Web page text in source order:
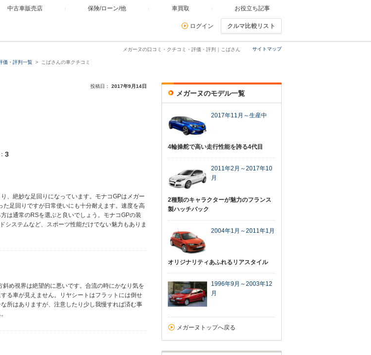
中古車販売店 保険/ローン/他 車買取 お役立ち記事
ログイン クルマ比較リスト
サイトマップ
メガーヌの口コミ・クチコミ・評価・評判｜こばさん
価・評判一覧 こばさんの車クチコミ
投稿日： 2017年9月14日
3
、絶妙な足回りになっています。モナコGPはメガー
足回りですが日常使いにも十分耐えます。速度を高
は通常のRSを選ぶと良いでしょう。モナコGPの装
システムなど、スポーツ性能だけでない魅力もありま
め視界は絶望的に悪いです。合流の時にかなり気を
る車が見えません。リヤシートはフラットには倒せ
所はありますが、注意したり少し我慢すれば済む事
メガーヌのモデル一覧
2017年11月～生産中
4輪操舵で高い走行性能を誇る4代目
2011年2月～2017年10
月
2種類のキャラクターが魅力のフランス
製ハッチバック
2004年1月～2011年1月
オリジナリティあふれるリアスタイル
1996年9月～2003年12
月
メガーヌトップへ戻る